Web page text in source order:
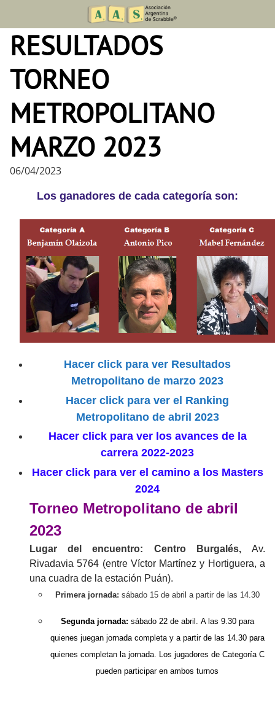
content
RESULTADOS
TORNEO
METROPOLITANO
MARZO 2023
06/04/2023
Los ganadores de cada categoría son:
Hacer click para ver Resultados
Metropolitano de marzo 2023
Hacer click para ver el Ranking
Metropolitano de abril 2023
Hacer click para ver los avances de la
carrera 2022-2023
Hacer click para ver el camino a los Masters
2024
Torneo Metropolitano de abril
2023
Lugar del encuentro: Centro Burgalés, Av.
Rivadavia 5764 (entre Víctor Martínez y Hortiguera, a
una cuadra de la estación Puán).
Primera jornada: sábado 15 de abril a partir de las 14.30
Segunda jornada: sábado 22 de abril. A las 9.30 para
quienes juegan jornada completa y a partir de las 14.30 para
quienes completan la jornada. Los jugadores de Categoría C
pueden participar en ambos turnos